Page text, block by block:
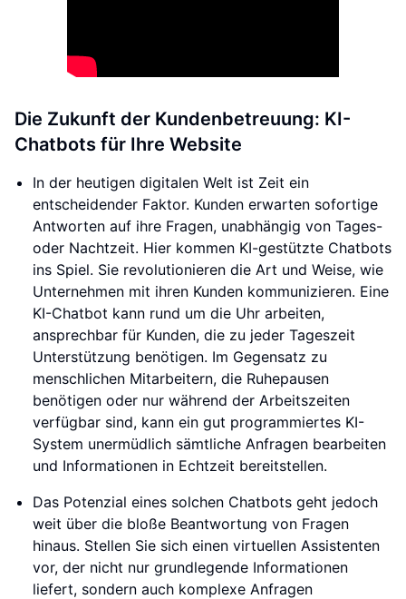
Die Zukunft der Kundenbetreuung: KI-
Chatbots für Ihre Website
In der heutigen digitalen Welt ist Zeit ein
entscheidender Faktor. Kunden erwarten sofortige
Antworten auf ihre Fragen, unabhängig von Tages-
oder Nachtzeit. Hier kommen KI-gestützte Chatbots
ins Spiel. Sie revolutionieren die Art und Weise, wie
Unternehmen mit ihren Kunden kommunizieren. Eine
KI-Chatbot kann rund um die Uhr arbeiten,
ansprechbar für Kunden, die zu jeder Tageszeit
Unterstützung benötigen. Im Gegensatz zu
menschlichen Mitarbeitern, die Ruhepausen
benötigen oder nur während der Arbeitszeiten
verfügbar sind, kann ein gut programmiertes KI-
System unermüdlich sämtliche Anfragen bearbeiten
und Informationen in Echtzeit bereitstellen.
Das Potenzial eines solchen Chatbots geht jedoch
weit über die bloße Beantwortung von Fragen
hinaus. Stellen Sie sich einen virtuellen Assistenten
vor, der nicht nur grundlegende Informationen
liefert, sondern auch komplexe Anfragen